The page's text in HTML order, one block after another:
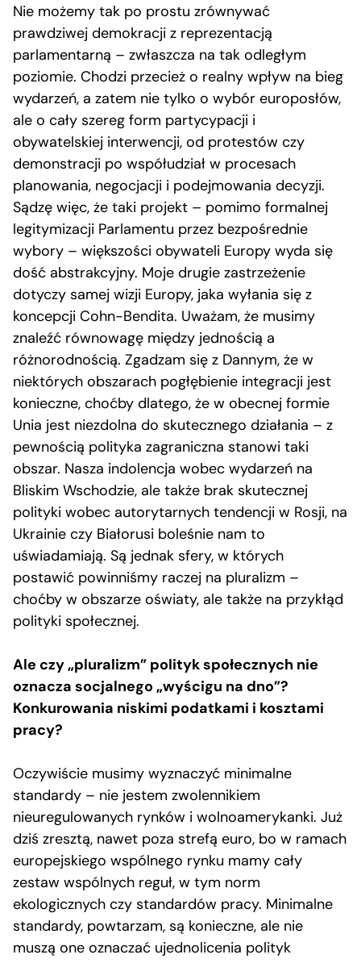
Nie możemy tak po prostu zrównywać
prawdziwej demokracji z reprezentacją
parlamentarną – zwłaszcza na tak odległym
poziomie. Chodzi przecież o realny wpływ na bieg
wydarzeń, a zatem nie tylko o wybór europosłów,
ale o cały szereg form partycypacji i
obywatelskiej interwencji, od protestów czy
demonstracji po współudział w procesach
planowania, negocjacji i podejmowania decyzji.
Sądzę więc, że taki projekt – pomimo formalnej
legitymizacji Parlamentu przez bezpośrednie
wybory – większości obywateli Europy wyda się
dość abstrakcyjny. Moje drugie zastrzeżenie
dotyczy samej wizji Europy, jaka wyłania się z
koncepcji Cohn-Bendita. Uważam, że musimy
znaleźć równowagę między jednością a
różnorodnością. Zgadzam się z Dannym, że w
niektórych obszarach pogłębienie integracji jest
konieczne, choćby dlatego, że w obecnej formie
Unia jest niezdolna do skutecznego działania – z
pewnością polityka zagraniczna stanowi taki
obszar. Nasza indolencja wobec wydarzeń na
Bliskim Wschodzie, ale także brak skutecznej
polityki wobec autorytarnych tendencji w Rosji, na
Ukrainie czy Białorusi boleśnie nam to
uświadamiają. Są jednak sfery, w których
postawić powinniśmy raczej na pluralizm –
choćby w obszarze oświaty, ale także na przykłąd
polityki społecznej.
Ale czy „pluralizm” polityk społecznych nie
oznacza socjalnego „wyścigu na dno”?
Konkurowania niskimi podatkami i kosztami
pracy?
Oczywiście musimy wyznaczyć minimalne
standardy – nie jestem zwolennikiem
nieuregulowanych rynków i wolnoamerykanki. Już
dziś zresztą, nawet poza strefą euro, bo w ramach
europejskiego wspólnego rynku mamy cały
zestaw wspólnych reguł, w tym norm
ekologicznych czy standardów pracy. Minimalne
standardy, powtarzam, są konieczne, ale nie
muszą one oznaczać ujednolicenia polityk